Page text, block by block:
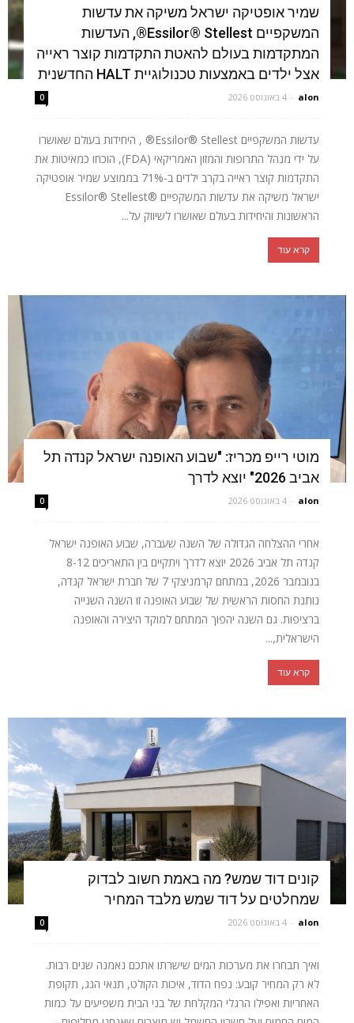
שמיר אופטיקה ישראל משיקה את עדשות
המשקפיים Essilor® Stellest®, העדשות
המתקדמות בעולם להאטת התקדמות קוצר ראייה
אצל ילדים באמצעות טכנולוגיית HALT החדשנית
alon
- 4 באוגוסט 2026 0
עדשות המשקפיים Essilor® Stellest® , היחידות בעולם שאושרו
על ידי מנהל התרופות והמזון האמריקאי (FDA), הוכחו כמאיטות את
התקדמות קוצר ראייה בקרב ילדים ב-71% בממוצע שמיר אופטיקה
ישראל משיקה את עדשות המשקפיים ®Essilor® Stellest
הראשונות והיחידות בעולם שאושרו לשיווק על...
קרא עוד
מוטי רייפ מכריז: "שבוע האופנה ישראל קנדה תל
אביב 2026" יוצא לדרך
alon
- 4 באוגוסט 2026 0
אחרי ההצלחה הגדולה של השנה שעברה, שבוע האופנה ישראל
קנדה תל אביב 2026 יוצא לדרך ויתקיים בין התאריכים 8-12
בנובמבר 2026, במתחם קרמניצקי 7 של חברת ישראל קנדה,
נותנת החסות הראשית של שבוע האופנה זו השנה השנייה
ברציפות. גם השנה יהפוך המתחם למוקד היצירה והאופנה
הישראלית,...
קרא עוד
קונים דוד שמש? מה באמת חשוב לבדוק
שמחלטים על דוד שמש מלבד המחיר
alon
- 4 באוגוסט 2026 0
ואיך תבחרו את מערכות המים שישרתו אתכם נאמנה שנים רבות.
לא רק המחיר קובע: נפח הדוד, איכות הקולט, תנאי הגג, תקופת
האחריות ואפילו הרגלי המקלחת של בני הבית משפיעים על כמות